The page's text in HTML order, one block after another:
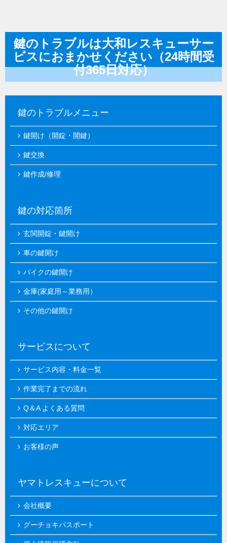
鍵のトラブルは大和レスキューサー
ビスにおまかせください（24時間受
付365日対応）
鍵のトラブルメニュー
鍵開け（開錠・開鍵）
鍵交換
鍵作成/修理
鍵の対応箇所
玄関開錠・鍵開け
車の鍵開け
バイクの鍵開け
金庫(家庭用～業務用）
その他の鍵開け
サービスについて
サービス内容・料金一覧
作業完了までの流れ
Q＆A よくある質問
対応エリア
お客様の声
ヤマトレスキューについて
会社概要
グーチョキパスポート